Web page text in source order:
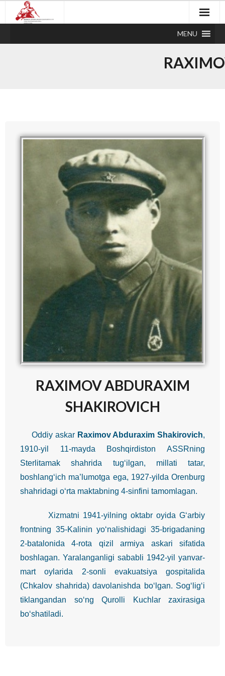
MENU
RAXIMOV ABDURAXIM
SHAKIROVICH
Oddiy askar Raximov Abduraxim Shakirovich,
1910-yil 11-mayda Boshqirdiston ASSRning
Sterlitamak shahrida tug‘ilgan, millati tatar,
boshlang‘ich ma’lumotga ega, 1927-yilda Orenburg
shahridagi o‘rta maktabning 4-sinfini tamomlagan.
Xizmatni 1941-yilning oktabr oyida G‘arbiy
frontning 35-Kalinin yo‘nalishidagi 35-brigadaning
2-batalonida 4-rota qizil armiya askari sifatida
boshlagan. Yaralanganligi sababli 1942-yil yanvar-
mart oylarida 2-sonli evakuatsiya gospitalida
(Chkalov shahrida) davolanishda bo‘lgan. Sog‘lig‘i
tiklangandan so‘ng Qurolli Kuchlar zaxirasiga
bo‘shatiladi.